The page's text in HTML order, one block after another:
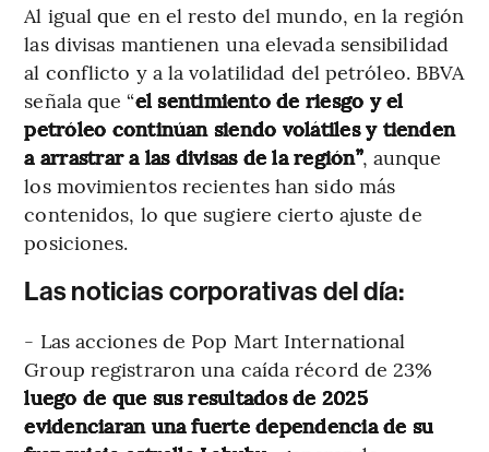
Al igual que en el resto del mundo, en la región
las divisas mantienen una elevada sensibilidad
al conflicto y a la volatilidad del petróleo. BBVA
señala que “el sentimiento de riesgo y el
petróleo continúan siendo volátiles y tienden
a arrastrar a las divisas de la región”, aunque
los movimientos recientes han sido más
contenidos, lo que sugiere cierto ajuste de
posiciones.
Las noticias corporativas del día:
- Las acciones de Pop Mart International
Group registraron una caída récord de 23%
luego de que sus resultados de 2025
evidenciaran una fuerte dependencia de su